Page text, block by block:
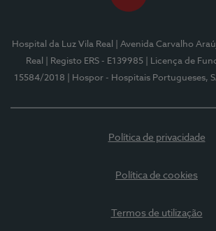
Hospital da Luz Vila Real
| Avenida Carvalho
Real
| Registo ERS - E139985
| Licença de
15584/2018
| Hospor - Hospitais Portugueses,
Política de privacidade
Política de cookies
Termos de utilização